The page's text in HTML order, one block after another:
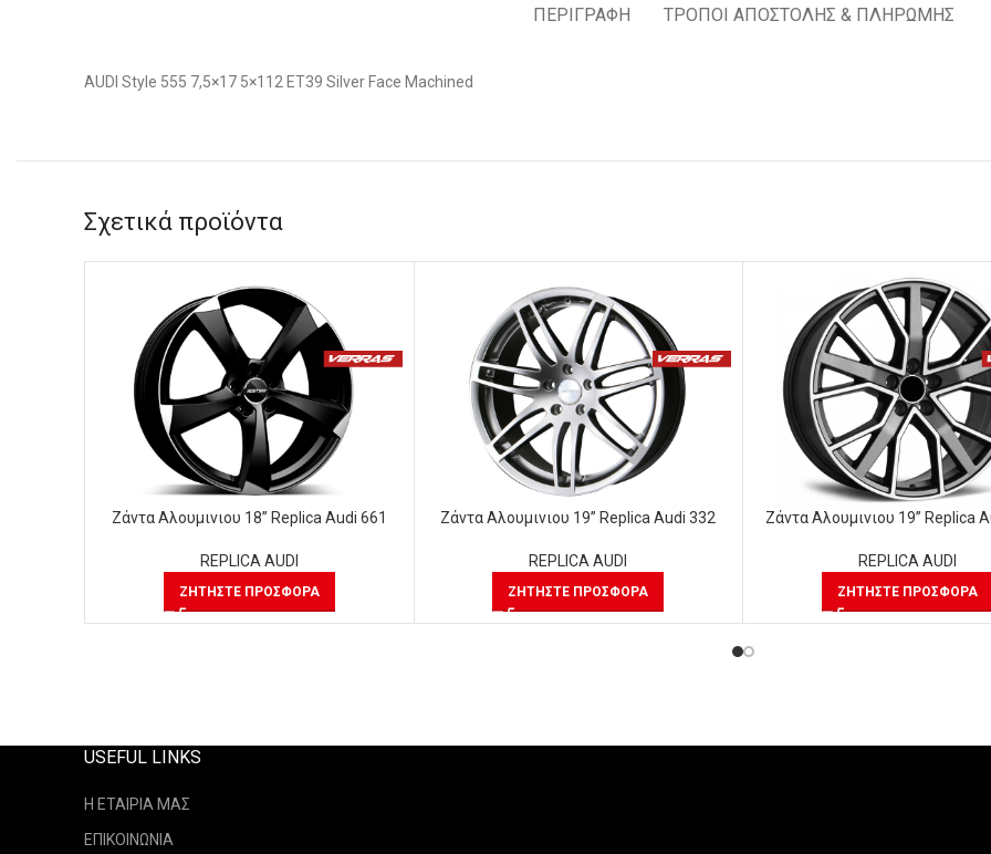
ΠΕΡΙΓΡΑΦΉ ΤΡΟΠΟΙ ΑΠΟΣΤΟΛΗΣ & ΠΛΗΡΩΜΗΣ
AUDI Style 555 7,5×17 5×112 ET39 Silver Face Machined
Σχετικά προϊόντα
Ζάντα Αλουμινιου 18” Replica Audi 661
REPLICA AUDI
ΖΗΤΉΣΤΕ ΠΡΟΣΦΟΡΆ
Ζάντα Αλουμινιου 19” Replica Audi 332
REPLICA AUDI
ΖΗΤΉΣΤΕ ΠΡΟΣΦΟΡΆ
Ζάντα Αλουμινιου 19” Replica
REPLICA AUDI
ΖΗΤΉΣΤΕ ΠΡΟΣΦΟΡΆ
USEFUL LINKS
Η ΕΤΑΙΡΙΑ ΜΑΣ
ΕΠΙΚΟΙΝΩΝΙΑ